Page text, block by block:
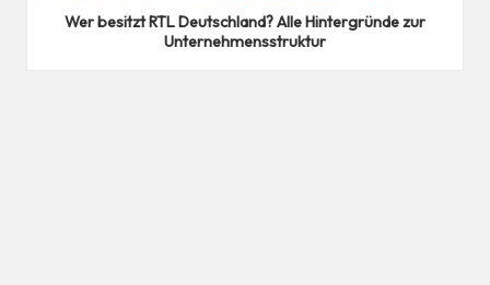
Wer besitzt RTL Deutschland? Alle Hintergründe zur
Unternehmensstruktur